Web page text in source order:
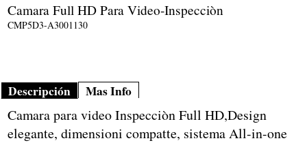
Camara Full HD Para Video-Inspecciòn
CMP5D3-A3001130
Descripción Mas Info
Camara para video Inspecciòn Full HD,Design
elegante, dimensioni compatte, sistema All-in-one